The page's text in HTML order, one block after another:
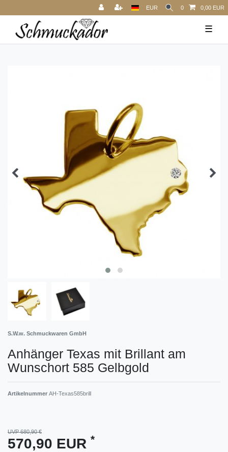
EUR 0 0,00 EUR
☰
S.W.w. Schmuckwaren GmbH
Anhänger Texas mit Brillant am
Wunschort 585 Gelbgold
Artikelnummer AH-Texas585brill
UVP 680,90 €
570,90 EUR *